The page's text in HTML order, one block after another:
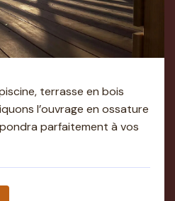
terrasse en bois
l’ouvrage en ossature
parfaitement à vos